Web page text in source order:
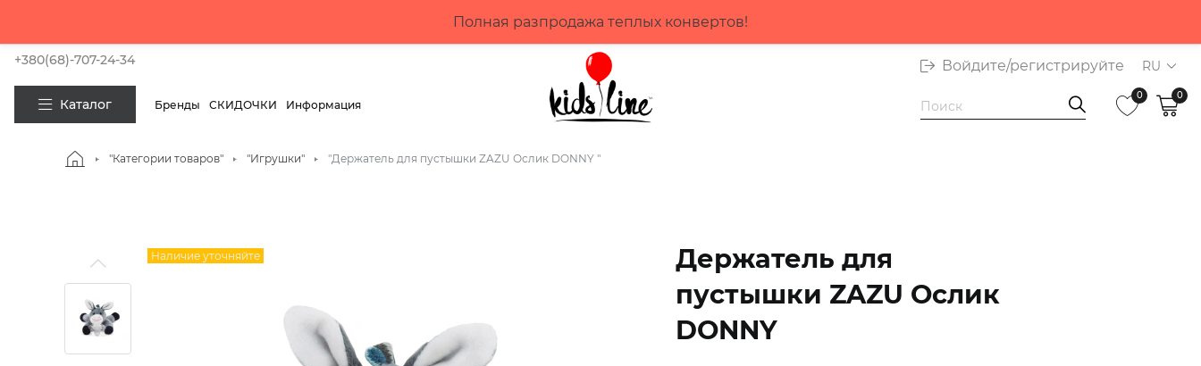
Покупай сейчас, плати потом! Выбирай оплату до 4 мес частями от Приватбанка
+380(68)-707-24-34
Каталог Бренды СКИДОЧКИ Информация
Войдите/регистрируйте RU
0 0
"Категории товаров" "Игрушки" "Держатель для пустышки ZAZU Ослик DONNY "
Наличие уточняйте
Держатель для
пустышки ZAZU Ослик
DONNY